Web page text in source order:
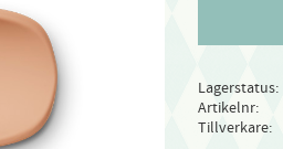
Lagerstatus
Artikelnr
Tillverkare